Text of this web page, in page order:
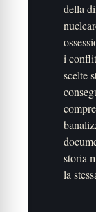
della
i
scelte
storia
la